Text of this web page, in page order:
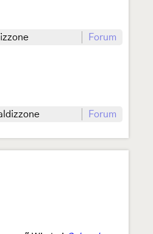
Forum
Forum